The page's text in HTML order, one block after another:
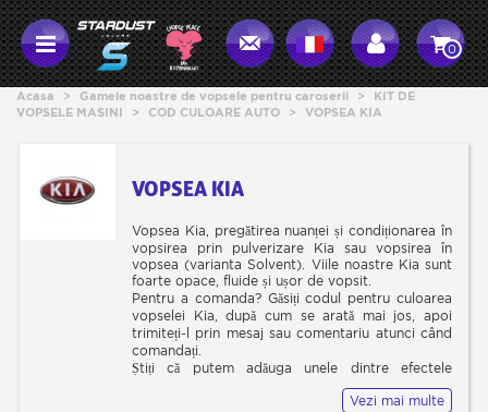
0
Acasa > Gamele noastre de vopsele pentru caroserii >
KIT DE
VOPSELE MASINI
> COD CULOARE AUTO > VOPSEA KIA
VOPSEA KIA
Vopsea Kia, pregătirea nuanței și condiționarea în
vopsirea prin pulverizare Kia sau vopsirea în
vopsea (varianta Solvent). Viile noastre Kia sunt
foarte opace, fluide și ușor de vopsit.
Pentru a comanda? Găsiți codul pentru culoarea
vopselei Kia, după cum se arată mai jos, apoi
trimiteți-l prin mesaj sau comentariu atunci când
comandați.
Știți că putem adăuga unele dintre efectele
noastre speciale împreună cu producătorii de
vopsele pentru a le da o notă specială?Vezi mai multe